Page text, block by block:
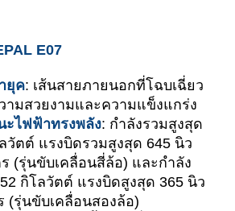
E07
ยุค: เส้นสายภายนอกที่โฉบเฉี่ยว
ามสวยงามและความแข็งแกร่ง
ะไฟฟ้าทรงพลัง: กำลังรวมสูงสุด
วัตต์ แรงบิดรวมสูงสุด 645 นิว
(รุ่นขับเคลื่อนสี่ล้อ) และกำลัง
กิโลวัตต์ แรงบิดสูงสุด 365 นิว
(รุ่นขับเคลื่อนสองล้อ)